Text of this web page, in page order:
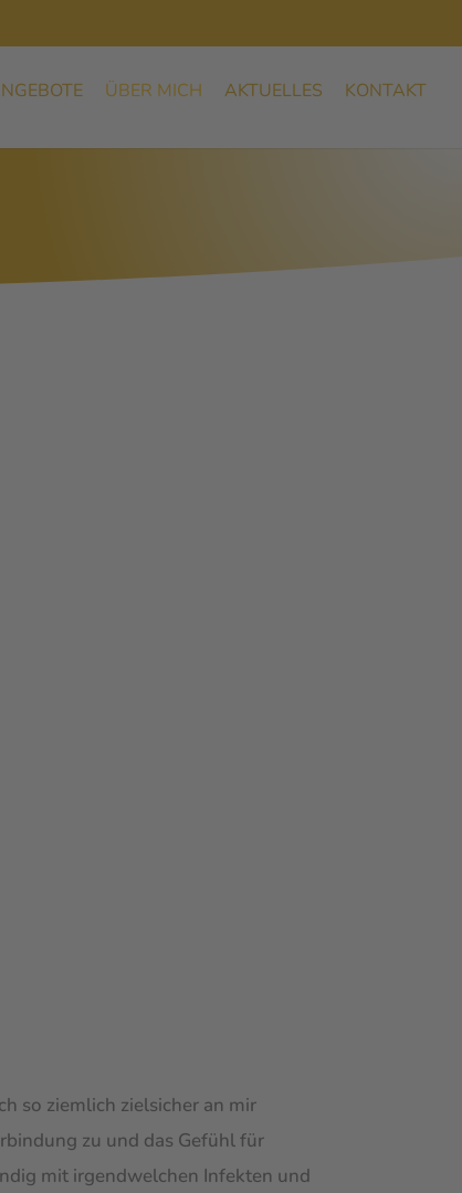
ÜBER MICH AKTUELLES KONTAKT
so ziemlich zielsicher an mir
zu und das Gefühl für
mit irgendwelchen Infekten und